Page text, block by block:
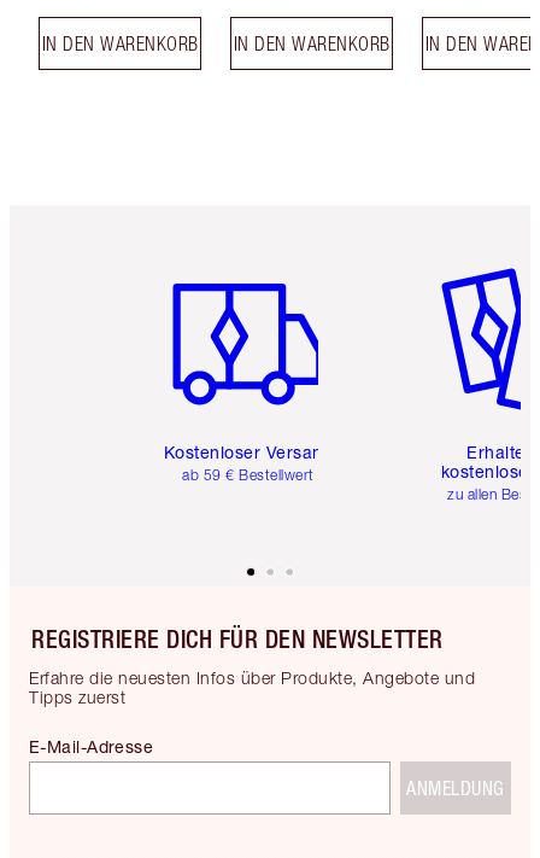
IN DEN WARENKORB IN DEN WARENKORB IN DEN
Kostenloser Versand
ab 59 € Bestellwert
Erhalte
kostenlose
zu allen
REGISTRIERE DICH FÜR DEN NEWSLETTER
Erfahre die neuesten Infos über Produkte, Angebote und
Tipps zuerst
E-Mail-Adresse
ANMELDUNG